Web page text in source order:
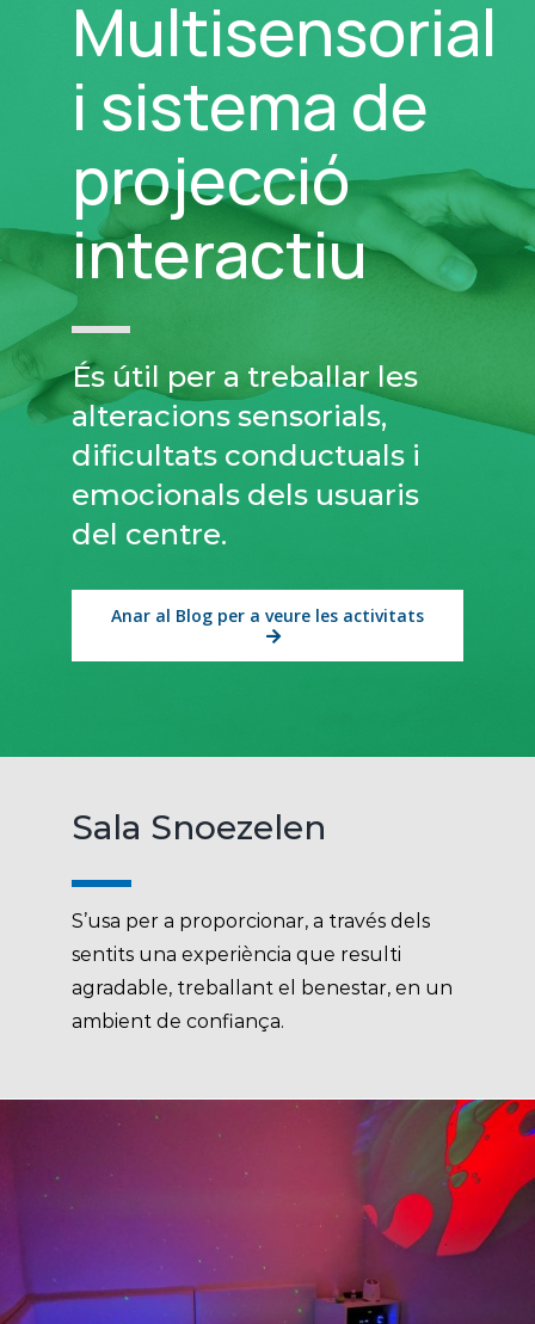
Multisensorial
i sistema de
projecció
interactiu
És útil per a treballar les
alteracions sensorials,
dificultats conductuals i
emocionals dels usuaris
del centre.
Anar al Blog per a veure les activitats
Sala Snoezelen
S’usa per a proporcionar, a través dels
sentits una experiència que resulti
agradable, treballant el benestar, en un
ambient de confiança.